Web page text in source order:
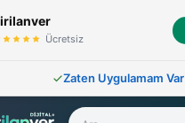
/
TFSI Hybrid Quattro
Ücretsiz
Zaten Uygulamam Var